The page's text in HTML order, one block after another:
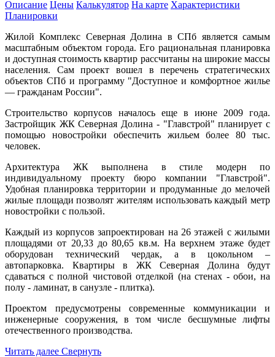
Описание Цены Калькулятор На карте Характеристики
Планировки
Жилой Комплекс Северная Долина в СПб является самым
масштабным объектом города. Его рациональная планировка
и доступная стоимость квартир рассчитаны на широкие массы
населения. Сам проект вошел в перечень стратегических
объектов СПб и программу "Доступное и комфортное жилье
— гражданам России".
Строительство корпусов началось еще в июне 2009 года.
Застройщик ЖК Северная Долина - "Главстрой" планирует с
помощью новостройки обеспечить жильем более 80 тыс.
человек.
Архитектура ЖК выполнена в стиле модерн по
индивидуальному проекту бюро компании "Главстрой".
Удобная планировка территории и продуманные до мелочей
жилые площади позволят жителям использовать каждый метр
новостройки с пользой.
Каждый из корпусов запроектирован на 26 этажей с жилыми
площадями от 20,33 до 80,65 кв.м. На верхнем этаже будет
оборудован технический чердак, а в цокольном –
автопарковка. Квартиры в ЖК Северная Долина будут
сдаваться с полной чистовой отделкой (на стенах - обои, на
полу - ламинат, в санузле - плитка).
Проектом предусмотрены современные коммуникации и
инженерные сооружения, в том числе бесшумные лифты
отечественного производства.
Читать далее Свернуть